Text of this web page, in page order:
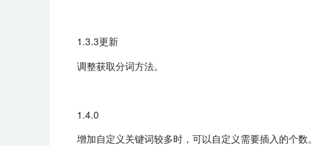
1.3.3更新
调整获取分词方法。
1.4.0
增加自定义关键词较多时，可以自定义需要插入的个数。